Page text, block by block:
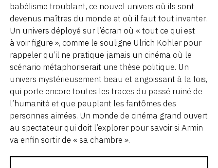
babélisme troublant, ce nouvel univers où ils sont
devenus maîtres du monde et où il faut tout inventer.
Un univers déployé sur l’écran où « tout ce qui est
à voir figure », comme le souligne Ulrich Köhler pour
rappeler qu’il ne pratique jamais un cinéma où le
scénario métaphoriserait une thèse politique. Un
univers mystérieusement beau et angoissant à la fois,
qui porte encore toutes les traces du passé ruiné de
l’humanité et que peuplent les fantômes des
personnes aimées. Un monde de cinéma grand ouvert
au spectateur qui doit l’explorer pour savoir si Armin
va enfin sortir de « sa chambre ».